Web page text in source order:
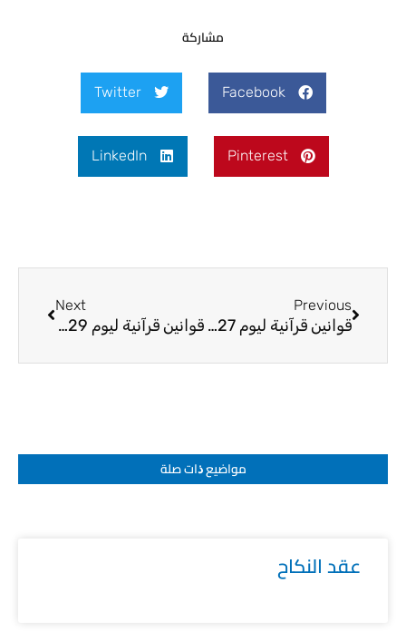
مشاركة
Facebook
Twitter
Pinterest
LinkedIn
Previous
قوانين قرآنية ليوم 27-5-2026
Next
قوانين قرآنية ليوم 29-5-2026
مواضيع ﺫات صلة
عقد النكاح